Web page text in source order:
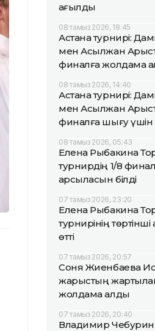
қағылды
08 тамыз 2026, 18:45
Астана турнирі:
мен Асылжан
финалға жолдама
08 тамыз 2026, 14:40
Астана турнирі:
мен Асылжан
финалға шығу үшін
08 тамыз 2026, 05:43
Елена Рыбакина
турнирдің 1/8
қарсыласын білді
07 тамыз 2026, 23:20
Елена Рыбакина
турнирінің
өтті
07 тамыз 2026, 20:57
Соня Жиенбаева
жарыстың
жолдама алды
07 тамыз 2026, 20:40
Владимир Чебурин